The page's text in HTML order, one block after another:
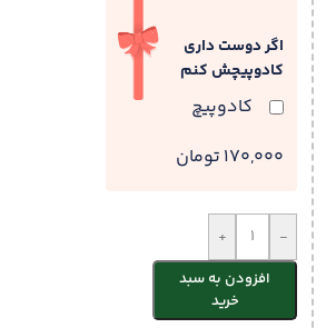
اگر دوست داری
کادوپیچش کنم
کادوپیچ
170,000 تومان
-
+
افزودن به سبد
خرید